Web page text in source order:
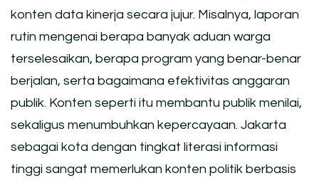
konten data kinerja secara jujur. Misalnya, laporan
rutin mengenai berapa banyak aduan warga
terselesaikan, berapa program yang benar-benar
berjalan, serta bagaimana efektivitas anggaran
publik. Konten seperti itu membantu publik menilai,
sekaligus menumbuhkan kepercayaan. Jakarta
sebagai kota dengan tingkat literasi informasi
tinggi sangat memerlukan konten politik berbasis